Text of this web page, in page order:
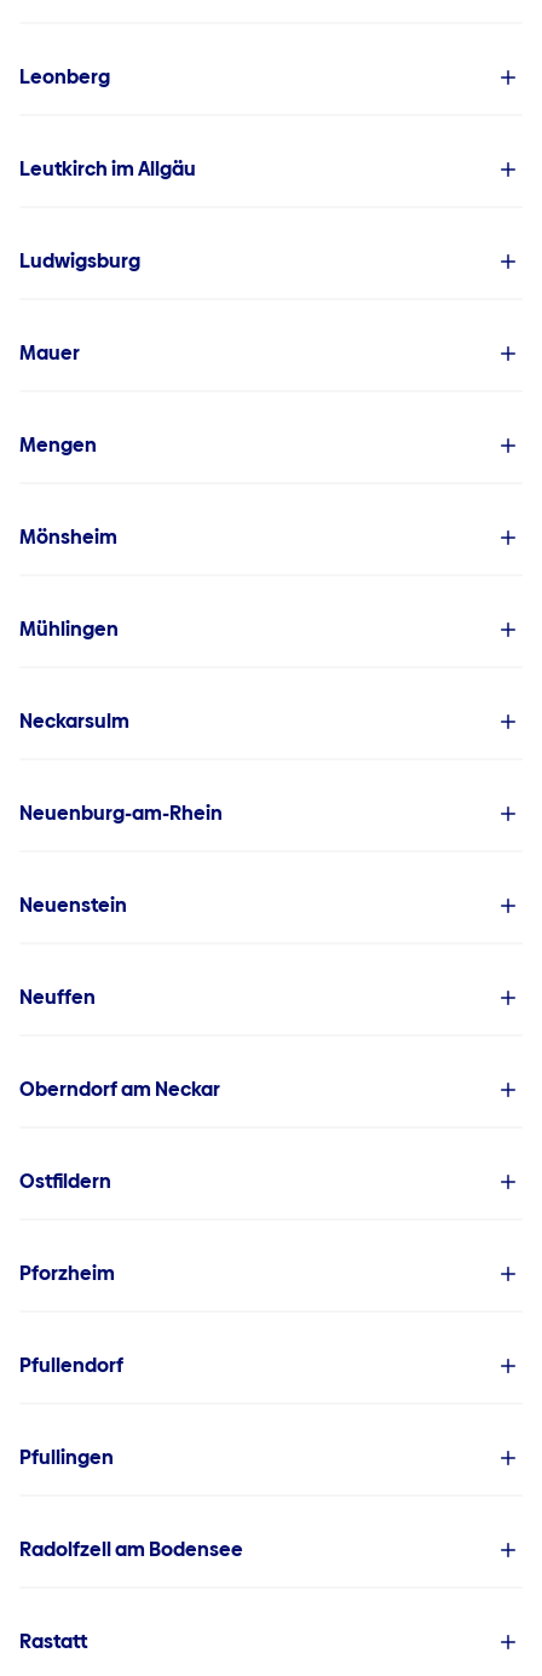
Leonberg
Leutkirch im Allgäu
Ludwigsburg
Mauer
Mengen
Mönsheim
Mühlingen
Neckarsulm
Neuenburg-am-Rhein
Neuenstein
Neuffen
Oberndorf am Neckar
Ostfildern
Pforzheim
Pfullendorf
Pfullingen
Radolfzell am Bodensee
Rastatt